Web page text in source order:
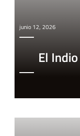
junio 12, 2026
El